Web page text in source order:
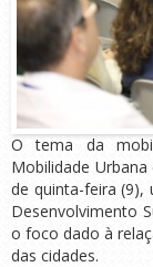
O tema da
Mobilidade
de quinta-feira (9),
Desenvolvimento
o foco dado à
das cidades.